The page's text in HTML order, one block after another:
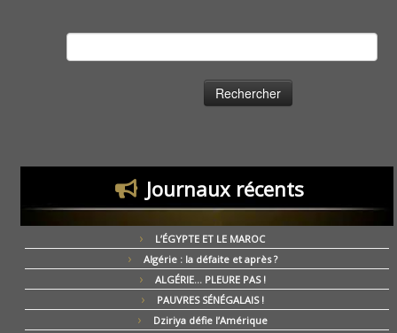
Journaux récents
L’ÉGYPTE ET LE MAROC
Algérie : la défaite et après ?
ALGÉRIE… PLEURE PAS !
PAUVRES SÉNÉGALAIS !
Dziriya défie l’Amérique